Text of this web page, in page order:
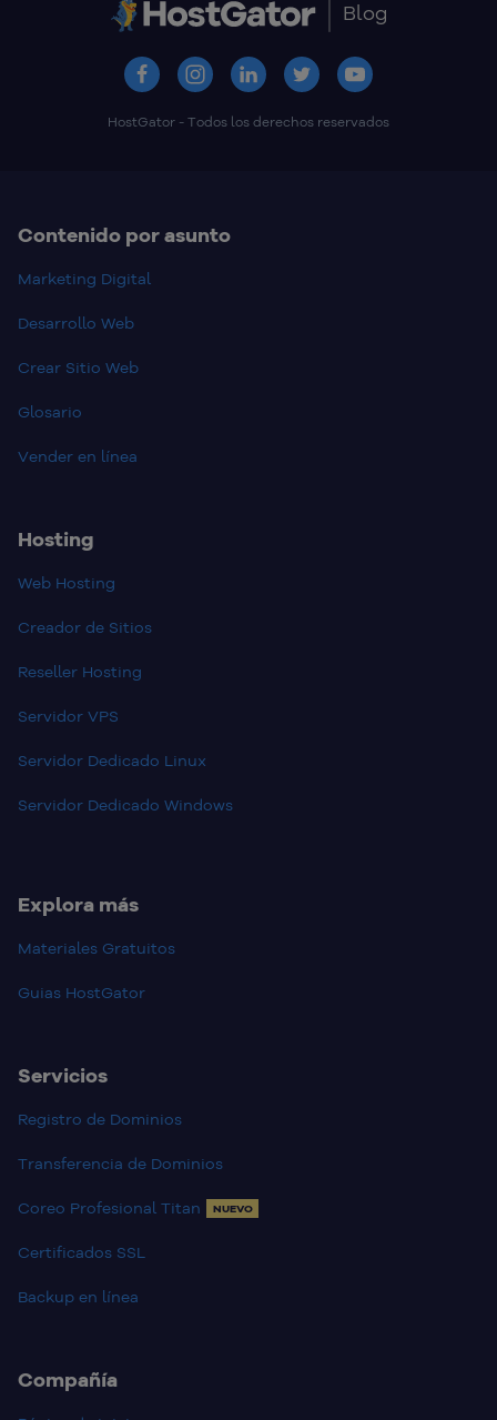
Blog
HostGator - Todos los derechos reservados
Contenido por asunto
Marketing Digital
Desarrollo Web
Crear Sitio Web
Glosario
Vender en línea
Hosting
Web Hosting
Creador de Sitios
Reseller Hosting
Servidor VPS
Servidor Dedicado Linux
Servidor Dedicado Windows
Explora más
Materiales Gratuitos
Guias HostGator
Servicios
Registro de Dominios
Transferencia de Dominios
Coreo Profesional Titan NUEVO
Certificados SSL
Backup en línea
Compañía